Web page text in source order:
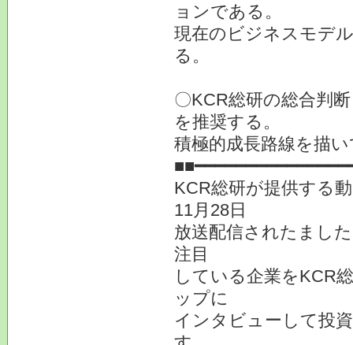
ョンである。
現在のビジネスモデ
る。
〇KCR総研の総合判
を推奨する。
積極的成長路線を描
KCR総研が提供する
11月28日
放送配信されたまし
注目
している企業をKCR
ップに
インタビューして投